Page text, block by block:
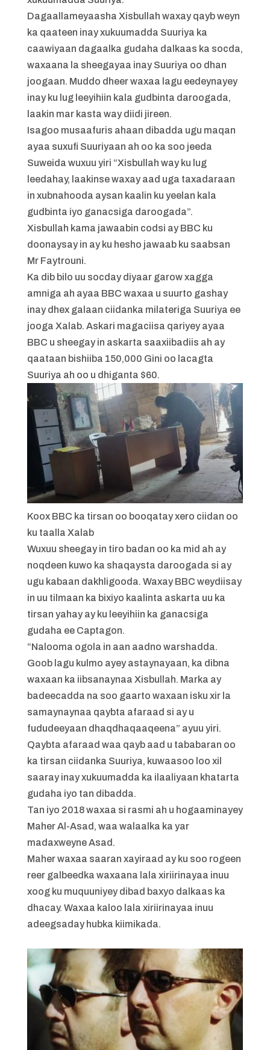
Dagaallameyaasha Xisbullah waxay qayb weyn
ka qaateen inay xukuumadda Suuriya ka
caawiyaan dagaalka gudaha dalkaas ka socda,
waxaana la sheegayaa inay Suuriya oo dhan
joogaan. Muddo dheer waxaa lagu eedeynayey
inay ku lug leeyihiin kala gudbinta daroogada,
laakin mar kasta way diidi jireen.
Isagoo musaafuris ahaan dibadda ugu maqan
ayaa suxufi Suuriyaan ah oo ka soo jeeda
Suweida wuxuu yiri “Xisbullah way ku lug
leedahay, laakinse waxay aad uga taxadaraan
in xubnahooda aysan kaalin ku yeelan kala
gudbinta iyo ganacsiga daroogada”.
Xisbullah kama jawaabin codsi ay BBC ku
doonaysay in ay ku hesho jawaab ku saabsan
Mr Faytrouni.
Ka dib bilo uu socday diyaar garow xagga
amniga ah ayaa BBC waxaa u suurto gashay
inay dhex galaan ciidanka milateriga Suuriya ee
jooga Xalab. Askari magaciisa qariyey ayaa
BBC u sheegay in askarta saaxiibadiis ah ay
qaataan bishiiba 150,000 Gini oo lacagta
Suuriya ah oo u dhiganta $60.
Koox BBC ka tirsan oo booqatay xero ciidan oo
ku taalla Xalab
Wuxuu sheegay in tiro badan oo ka mid ah ay
noqdeen kuwo ka shaqaysta daroogada si ay
ugu kabaan dakhligooda. Waxay BBC weydiisay
in uu tilmaan ka bixiyo kaalinta askarta uu ka
tirsan yahay ay ku leeyihiin ka ganacsiga
gudaha ee Captagon.
“Nalooma ogola in aan aadno warshadda.
Goob lagu kulmo ayey astaynayaan, ka dibna
waxaan ka iibsanaynaa Xisbullah. Marka ay
badeecadda na soo gaarto waxaan isku xir la
samaynaynaa qaybta afaraad si ay u
fududeeyaan dhaqdhaqaaqeena” ayuu yiri.
Qaybta afaraad waa qayb aad u tababaran oo
ka tirsan ciidanka Suuriya, kuwaasoo loo xil
saaray inay xukuumadda ka ilaaliyaan khatarta
gudaha iyo tan dibadda.
Tan iyo 2018 waxaa si rasmi ah u hogaaminayey
Maher Al-Asad, waa walaalka ka yar
madaxweyne Asad.
Maher waxaa saaran xayiraad ay ku soo rogeen
reer galbeedka waxaana lala xiriirinayaa inuu
xoog ku muquuniyey dibad baxyo dalkaas ka
dhacay. Waxaa kaloo lala xiriirinayaa inuu
adeegsaday hubka kiimikada.